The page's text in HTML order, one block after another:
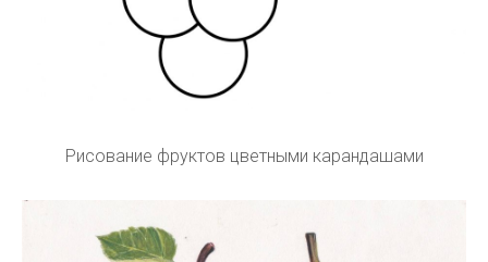
Рисование фруктов цветными карандашами